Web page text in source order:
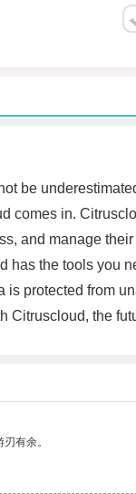
be
comes in.
and manage
the tools you
protected from
the
有余。